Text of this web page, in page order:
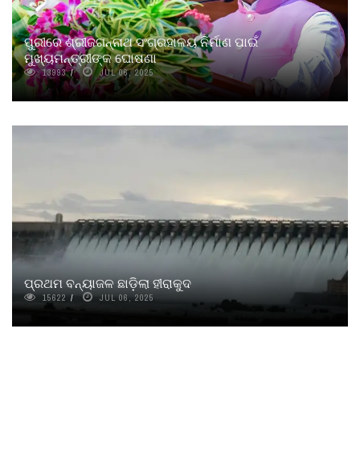
ପୁରୀରେ ଶ୍ରୀଜଗନ୍ନାଥ ସଂଗ୍ରହାଳୟ ନିର୍ମାଣ ପାଇଁ
ମୁଖ୍ୟମନ୍ତ୍ରୀଙ୍କ ଘୋଷଣା
13993 JUL 06, 2025
ପ୍ରଥମ ବନ୍ୟାଜଳ ଛାଡ଼ିଲା ହୀରାକୁଦ
15622 JUL 06, 2025